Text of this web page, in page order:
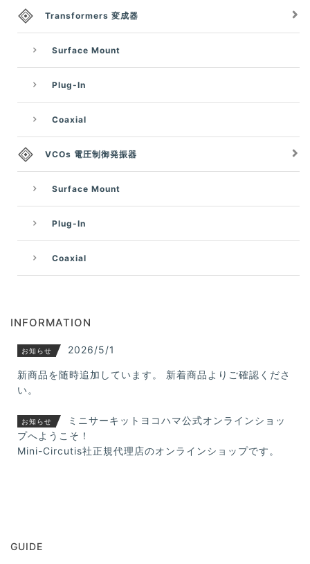
Transformers 変成器
Surface Mount
Plug-In
Coaxial
VCOs 電圧制御発振器
Surface Mount
Plug-In
Coaxial
INFORMATION
お知らせ 2026/5/1
新商品を随時追加しています。 新着商品よりご確認くださ
い。
お知らせ
ミニサーキットヨコハマ公式オンラインショッ
プへようこそ！
Mini-Circutis社正規代理店のオンラインショップです。
GUIDE